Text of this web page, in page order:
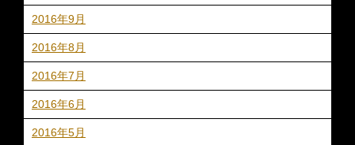
2016年9月
2016年8月
2016年7月
2016年6月
2016年5月